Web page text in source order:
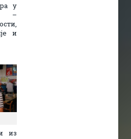
у
–
и
из